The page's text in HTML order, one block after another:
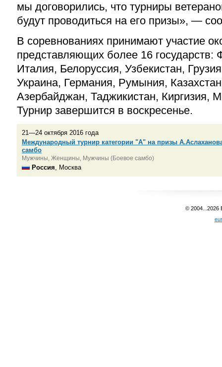
мы договорились, что турниры
будут проводиться на его призы», —
В соревнованиях принимают участие
представляющих более 16 государств:
Италия, Белоруссия, Узбекистан,
Украина, Германия, Румыния,
Азербайджан, Таджикистан, Киргизия,
Турнир завершится в воскресенье.
21—24 октября 2016 года
Международный турнир категории "А" на призы
самбо
Мужчины, Женщины, Мужчины (Боевое самбо)
Россия , Москва
© 2004...2026